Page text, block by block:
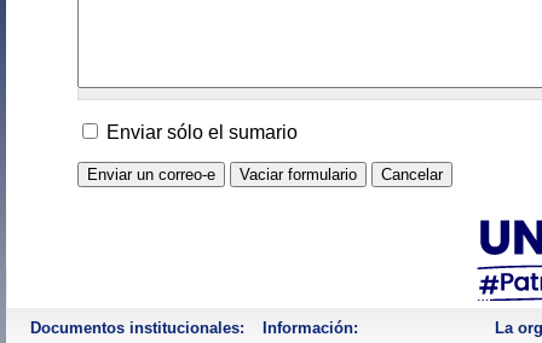
Enviar sólo el sumario
Documentos institucionales: Información: La